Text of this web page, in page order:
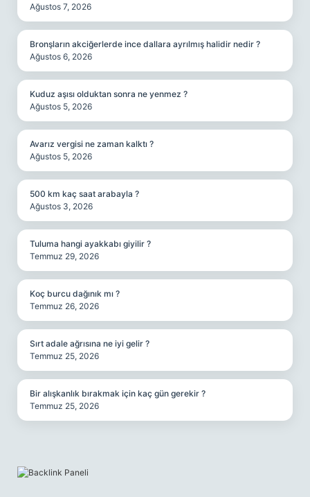
Ağustos 7, 2026
Bronşların akciğerlerde ince dallara ayrılmış halidir nedir ?
Ağustos 6, 2026
Kuduz aşısı olduktan sonra ne yenmez ?
Ağustos 5, 2026
Avarız vergisi ne zaman kalktı ?
Ağustos 5, 2026
500 km kaç saat arabayla ?
Ağustos 3, 2026
Tuluma hangi ayakkabı giyilir ?
Temmuz 29, 2026
Koç burcu dağınık mı ?
Temmuz 26, 2026
Sırt adale ağrısına ne iyi gelir ?
Temmuz 25, 2026
Bir alışkanlık bırakmak için kaç gün gerekir ?
Temmuz 25, 2026